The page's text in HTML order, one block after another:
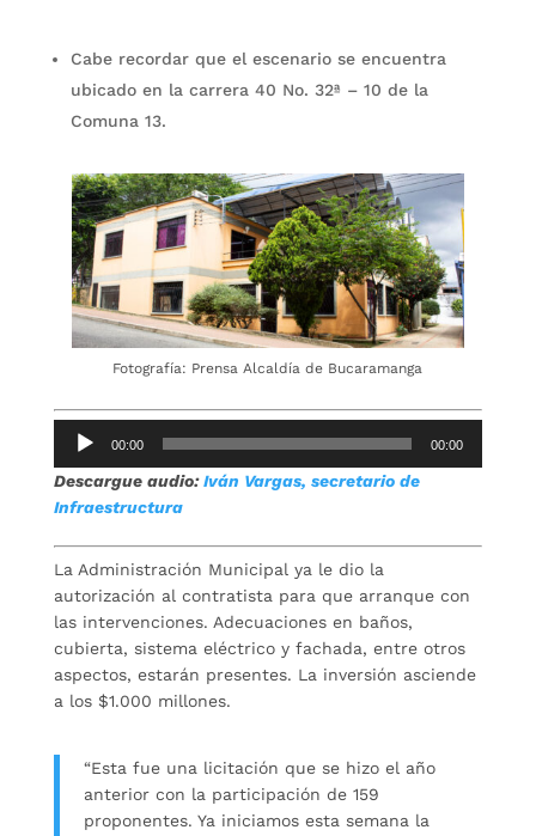
Cabe recordar que el escenario se encuentra
ubicado en la carrera 40 No. 32ª – 10 de la
Comuna 13.
Fotografía: Prensa Alcaldía de Bucaramanga
00:00 00:00
Descargue audio:Iván Vargas, secretario de
Infraestructura
La Administración Municipal ya le dio la
autorización al contratista para que arranque con
las intervenciones. Adecuaciones en baños,
cubierta, sistema eléctrico y fachada, entre otros
aspectos, estarán presentes. La inversión asciende
a los $1.000 millones.
“Esta fue una licitación que se hizo el año
anterior con la participación de 159
proponentes. Ya iniciamos esta semana la